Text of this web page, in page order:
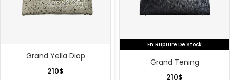
Grand Yella Diop
210$
En Rupture De Stock
Grand Tening
210$